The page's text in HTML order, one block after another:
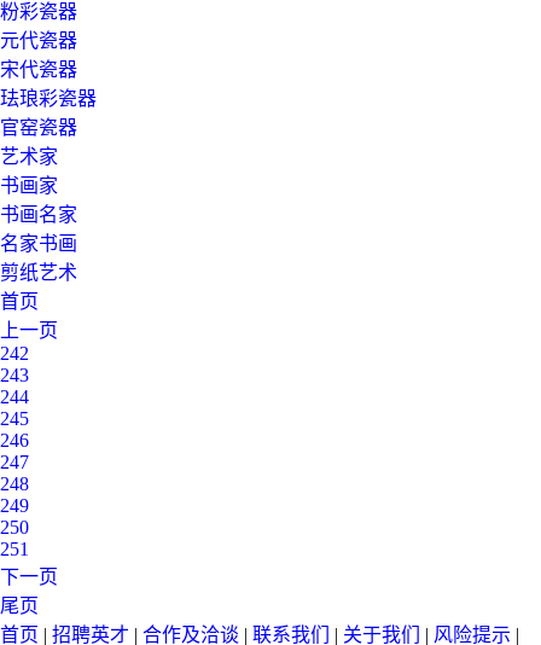
粉彩瓷器
元代瓷器
宋代瓷器
珐琅彩瓷器
官窑瓷器
艺术家
书画家
书画名家
名家书画
剪纸艺术
首页
上一页
242
243
244
245
246
247
248
249
250
251
下一页
尾页
首页 | 招聘英才 | 合作及洽谈 | 联系我们 | 关于我们 | 风险提示 |